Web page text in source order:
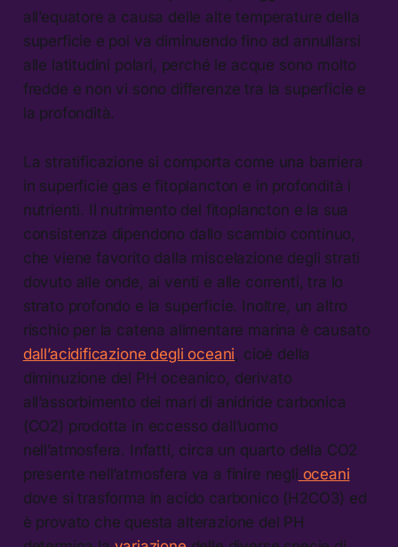
all’equatore a causa delle alte temperature della
superficie e poi va diminuendo fino ad annullarsi
alle latitudini polari, perché le acque sono molto
fredde e non vi sono differenze tra la superficie e
la profondità.
La stratificazione si comporta come una barriera
in superficie gas e fitoplancton e in profondità i
nutrienti. Il nutrimento del fitoplancton e la sua
consistenza dipendono dallo scambio continuo,
che viene favorito dalla miscelazione degli strati
dovuto alle onde, ai venti e alle correnti, tra lo
strato profondo e la superficie. Inoltre, un altro
rischio per la catena alimentare marina è causato
dall’acidificazione degli oceani , cioè della
diminuzione del PH oceanico, derivato
all’assorbimento dei mari di anidride carbonica
(CO2) prodotta in eccesso dall’uomo
nell’atmosfera. Infatti, circa un quarto della CO2
presente nell’atmosfera va a finire negli oceani
dove si trasforma in acido carbonico (H2CO3) ed
è provato che questa alterazione del PH